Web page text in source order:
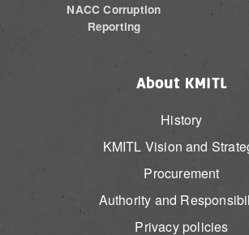
NACC Corruption
Reporting
About KMITL
History
KMITL Vision and
Procurement
Authority and
Privacy policies